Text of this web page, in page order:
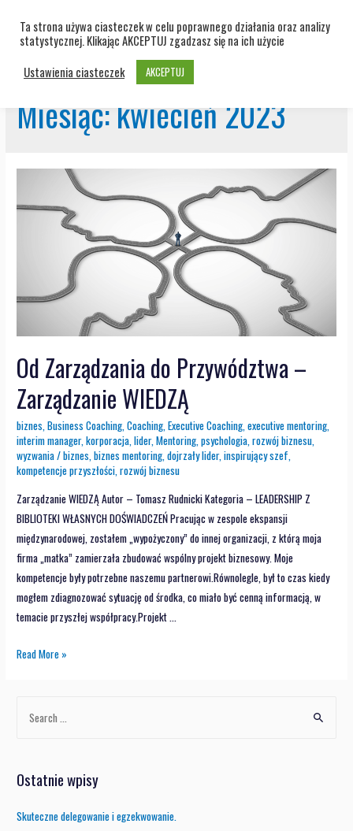
Miesiąc:kwiecień 2023
Od Zarządzania do Przywództwa –
Zarządzanie WIEDZĄ
biznes,Business Coaching,Coaching,Executive Coaching,executive mentoring,
interim manager,korporacja,lider,Mentoring,psychologia,rozwój biznesu,
wyzwania/biznes,biznes mentoring,dojrzały lider,inspirujący szef,
kompetencje przyszłości,rozwój biznesu
Zarządzanie WIEDZĄ Autor – Tomasz Rudnicki Kategoria – LEADERSHIP Z
BIBLIOTEKI WŁASNYCH DOŚWIADCZEŃ Pracując w zespole ekspansji
międzynarodowej, zostałem „wypożyczony” do innej organizacji, z którą moja
firma „matka” zamierzała zbudować wspólny projekt biznesowy. Moje
kompetencje były potrzebne naszemu partnerowi.Równolegle, był to czas kiedy
mogłem zdiagnozować sytuację od środka, co miało być cenną informacją, w
temacie przyszłej współpracy.Projekt …
Read More »
Ostatnie wpisy
Skuteczne delegowanie i egzekwowanie.
Ta strona używa ciasteczek w celu poprawnego działania oraz analizy
statystycznej. Klikając AKCEPTUJ zgadzasz się na ich użycie
Ustawienia ciasteczek
AKCEPTUJ